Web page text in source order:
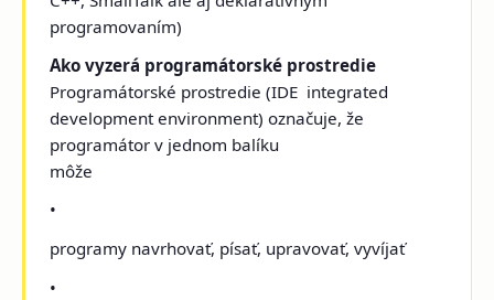
programovaním)
Ako vyzerá programátorské prostredie
Programátorské prostredie (IDE ­ integrated
development environment) označuje, že
programátor v jednom balíku
môže
•
programy navrhovať, písať, upravovať, vyvíjať
•